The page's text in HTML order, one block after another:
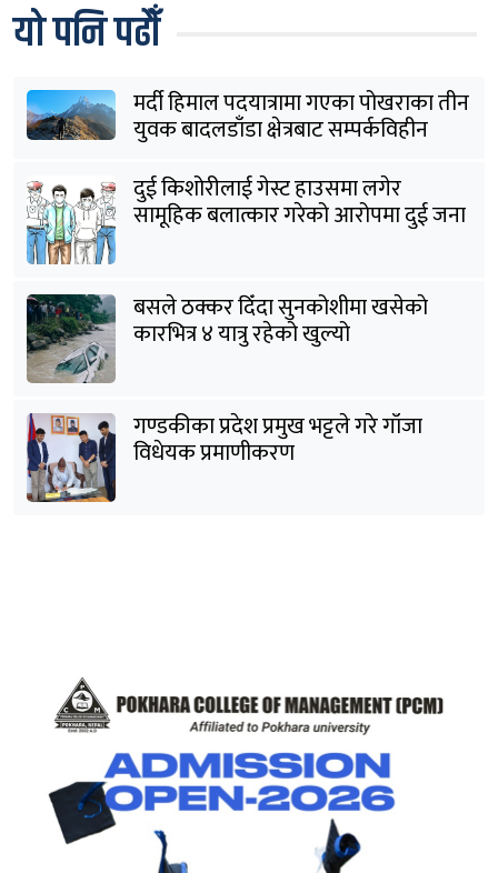
यो पनि पढौँ
मर्दी हिमाल पदयात्रामा गएका पोखराका तीन
युवक बादलडाँडा क्षेत्रबाट सम्पर्कविहीन
दुई किशोरीलाई गेस्ट हाउसमा लगेर
सामूहिक बलात्कार गरेको आरोपमा दुई जना
पक्राउ
बसले ठक्कर दिँदा सुनकोशीमा खसेकाे
कारभित्र ४ यात्रु रहेको खुल्यो
गण्डकीका प्रदेश प्रमुख भट्टले गरे गाँजा
विधेयक प्रमाणीकरण